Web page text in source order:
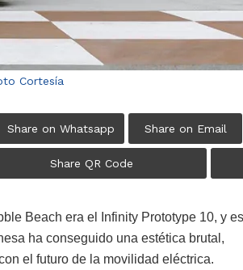
Cortesía
Share on Whatsapp Share on Email
Share QR Code
Beach era el Infinity Prototype 10, y es
ha conseguido una estética brutal,
el futuro de la movilidad eléctrica.